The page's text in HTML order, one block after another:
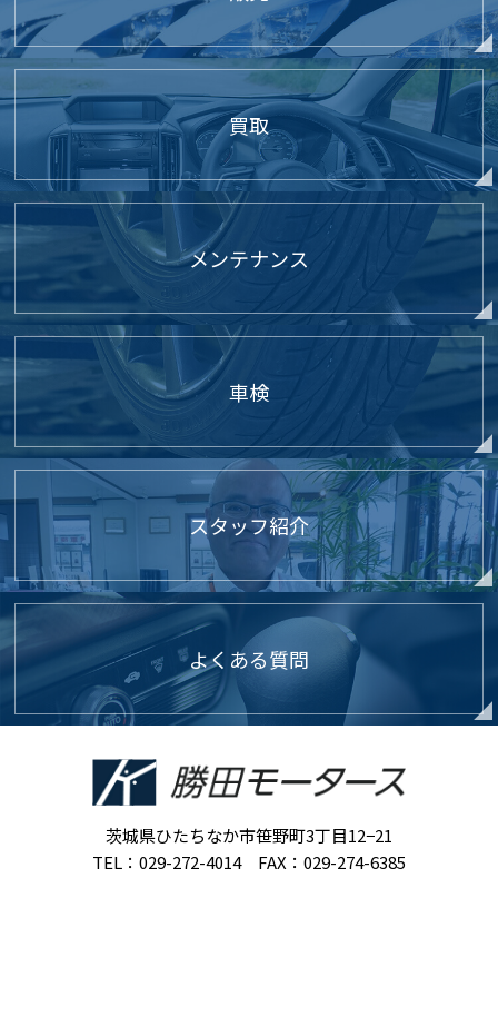
買取
メンテナンス
車検
スタッフ紹介
よくある質問
茨城県ひたちなか市笹野町3丁目12−21
TEL：029-272-4014 FAX：029-274-6385